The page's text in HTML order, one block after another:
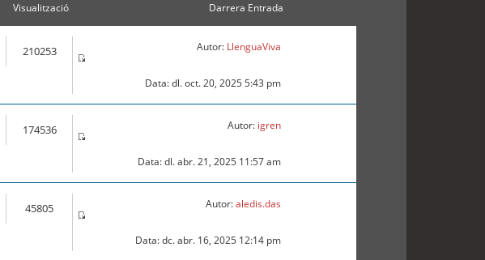
Visualització Darrera Entrada
210253 Autor: LlenguaViva
Data: dl. oct. 20, 2025 5:43 pm
174536 Autor: igren
Data: dl. abr. 21, 2025 11:57 am
45805 Autor:aledis.das
Data: dc. abr. 16, 2025 12:14 pm